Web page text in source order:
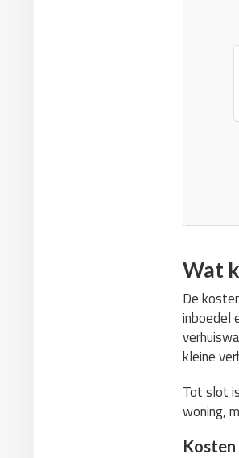
Wat
De
inboedel
kleine
Tot slot
woning,